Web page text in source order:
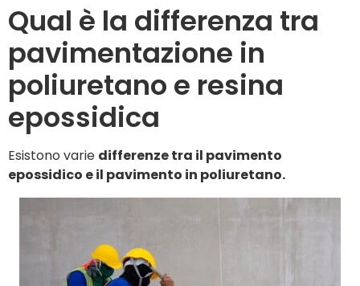
Qual è la differenza tra
pavimentazione in
poliuretano e resina
epossidica
Esistono varie differenze tra il pavimento
epossidico e il pavimento in poliuretano.